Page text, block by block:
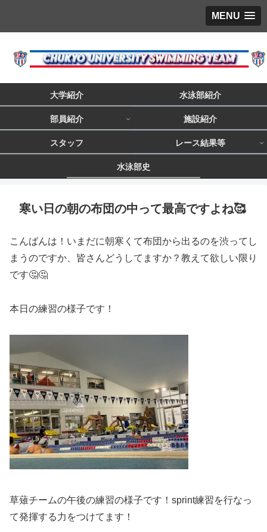
MENU
大学紹介 水泳部紹介
部員紹介 施設紹介
スタッフ レース結果等
水泳部史
寒い日の朝の布団の中って最高ですよね🥰
こんばんは！いまだに朝寒くて布団から出るのを渋ってし
まうのですか、皆さんどうしてますか？教えて欲しい限り
です🤔🤔
本日の練習の様子です！
草薙チームの午後の練習の様子です！sprint練習を行なっ
て発揮する力をつけてます！